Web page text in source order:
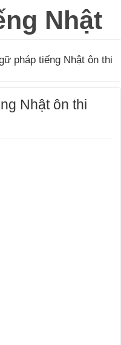
pháp tiếng Nhật ôn thi
Nhật ôn thi